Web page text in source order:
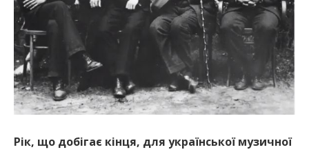
Рік, що добігає кінця, для української музичної